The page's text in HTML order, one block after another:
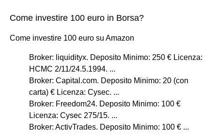
Come investire 100 euro in Borsa?
Come investire 100 euro su Amazon
Broker: liquidityx. Deposito Minimo: 250 € Licenza:
HCMC 2/11/24.5.1994. ...
Broker: Capital.com. Deposito Minimo: 20 (con
carta) € Licenza: Cysec. ...
Broker: Freedom24. Deposito Minimo: 100 €
Licenza: Cysec 275/15. ...
Broker: ActivTrades. Deposito Minimo: 100 € ...